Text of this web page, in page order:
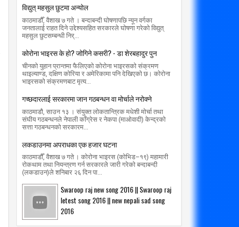
विद्युत् महसुल छुटमा अन्योल
काठमाडौँ, वैशाख ७ गते । बन्दाबन्दी घोषणापछि न्यून वर्गका
जनतालाई राहत दिने उद्देश्यसहित सरकारले घोषणा गरेको विद्युत्
महसुल छुटसम्बन्धी निर्...
कोरोना भाइरस के हो? जोगिने कसरी? - डा शेरबहादुर पुन
चीनको युहान प्रान्तमा फैलिएको कोरोना भाइरसको संक्रमण
थाइल्याण्ड, दक्षिण कोरिया र अमेरिकामा पनि देखिएको छ। कोरोना
भाइरसको संक्रमणबाट मृत्य...
गच्छदारलाई सरकारमा जान गठबन्धन वा मोर्चाले नरोक्ने
काठमाडौ, साउन १३ । संयुक्त लोकतान्त्रिक मधेशी मोर्चा तथा
संघीय गठबन्धनले नेपाली काँग्रेस र नेकपा (माओवादी) केन्द्रको
सत्ता गठबन्धनको सरकारम...
लकडाउनमा अपराधका एक हजार घटना
काठमाडौँ, वैशाख ७ गते । कोरोना भाइरस (कोभिड–१९) महामारी
रोकथाम तथा नियन्त्रण गर्न सरकारले जारी गरेको बन्दाबन्दी
(लकडाउन)ले शनिबार २६ दिन पा...
Swaroop raj new song 2016 || Swaroop raj
letest song 2016 || new nepali sad song
2016